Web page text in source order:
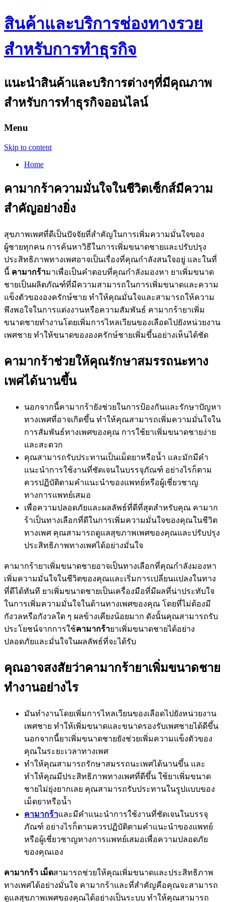
สินค้าและบริการช่องทางรวย
สำหรับการทำธุรกิจ
แนะนำสินค้าและบริการต่างๆที่มีคุณภาพ
สำหรับการทำธุรกิจออนไลน์
Menu
Skip to content
Home
คามากร้าความมั่นใจในชีวิตเซ็กส์มีความ
สำคัญอย่างยิ่ง
สุขภาพเพศที่ดีเป็นปัจจัยที่สำคัญในการเพิ่มความมั่นใจของ
ผู้ชายทุกคน การค้นหาวิธีในการเพิ่มขนาดชายและปรับปรุง
ประสิทธิภาพทางเพศอาจเป็นเรื่องที่คุณกำลังสนใจอยู่ และในที่
นี้ คามากร้ามาเพื่อเป็นคำตอบที่คุณกำลังมองหา ยาเพิ่มขนาด
ชายเป็นผลิตภัณฑ์ที่มีความสามารถในการเพิ่มขนาดและความ
แข็งตัวขององครักษ์ชาย ทำให้คุณมั่นใจและสามารถให้ความ
พึงพอใจในการแต่งงานหรือความสัมพันธ์ คามากร้ายาเพิ่ม
ขนาดชายทำงานโดยเพิ่มการไหลเวียนของเลือดไปยังหน่วยงาน
เพศชาย ทำให้ขนาดขององครักษ์ชายเพิ่มขึ้นอย่างเห็นได้ชัด
คามากร้าช่วยให้คุณรักษาสมรรถนะทาง
เพศได้นานขึ้น
นอกจากนี้คามากร้ายังช่วยในการป้องกันและรักษาปัญหา
ทางเพศที่อาจเกิดขึ้น ทำให้คุณสามารถเพิ่มความมั่นใจใน
การสัมพันธ์ทางเพศของคุณ การใช้ยาเพิ่มขนาดชายง่าย
และสะดวก
คุณสามารถรับประทานเป็นเม็ดยาหรือน้ำ และมักมีคำ
แนะนำการใช้งานที่ชัดเจนในบรรจุภัณฑ์ อย่างไรก็ตาม
ควรปฏิบัติตามคำแนะนำของแพทย์หรือผู้เชี่ยวชาญ
ทางการแพทย์เสมอ
เพื่อความปลอดภัยและผลลัพธ์ที่ดีที่สุดสำหรับคุณ คามาก
ร้าเป็นทางเลือกที่ดีในการเพิ่มความมั่นใจของคุณในชีวิต
ทางเพศ คุณสามารถดูแลสุขภาพเพศของคุณและปรับปรุง
ประสิทธิภาพทางเพศได้อย่างมั่นใจ
คามากร้ายาเพิ่มขนาดชายอาจเป็นทางเลือกที่คุณกำลังมองหา
เพิ่มความมั่นใจในชีวิตของคุณและเริ่มการเปลี่ยนแปลงในทาง
ที่ดีได้ทันที ยาเพิ่มขนาดชายเป็นเครื่องมือที่มีผลที่น่าประทับใจ
ในการเพิ่มความมั่นใจในด้านทางเพศของคุณ โดยที่ไม่ต้องมี
กังวลหรือกังวลใด ๆ ผลข้างเคียงน้อยมาก ดังนั้นคุณสามารถรับ
ประโยชน์จากการใช้คามากร้ายาเพิ่มขนาดชายได้อย่าง
ปลอดภัยและมั่นใจในผลลัพธ์ที่จะได้รับ
คุณอาจสงสัยว่าคามากร้ายาเพิ่มขนาดชาย
ทำงานอย่างไร
มันทำงานโดยเพิ่มการไหลเวียนของเลือดไปยังหน่วยงาน
เพศชาย ทำให้เพิ่มขนาดและขนาดรองรับเพศชายได้ดีขึ้น
นอกจากนี้ยาเพิ่มขนาดชายยังช่วยเพิ่มความแข็งตัวของ
คุณในระยะเวลาทางเพศ
ทำให้คุณสามารถรักษาสมรรถนะเพศได้นานขึ้น และ
ทำให้คุณมีประสิทธิภาพทางเพศที่ดีขึ้น ใช้ยาเพิ่มขนาด
ชายไม่ยุ่งยากเลย คุณสามารถรับประทานในรูปแบบของ
เม็ดยาหรือน้ำ
คามากร้าและมีคำแนะนำการใช้งานที่ชัดเจนในบรรจุ
ภัณฑ์ อย่างไรก็ตามควรปฏิบัติตามคำแนะนำของแพทย์
หรือผู้เชี่ยวชาญทางการแพทย์เสมอเพื่อความปลอดภัย
ของคุณเอง
คามากร้า เม็ดสามารถช่วยให้คุณเพิ่มขนาดและประสิทธิภาพ
ทางเพศได้อย่างมั่นใจ คามากร้าและที่สำคัญคือคุณจะสามารถ
ดูแลสุขภาพเพศของคุณได้อย่างเป็นระบบ ทำให้คุณสามารถ